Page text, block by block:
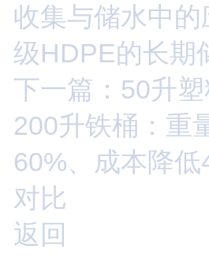
收集与储水中
级HDPE的长期
下一篇：50升
200升铁桶：重
60%、成本降
对比
返回